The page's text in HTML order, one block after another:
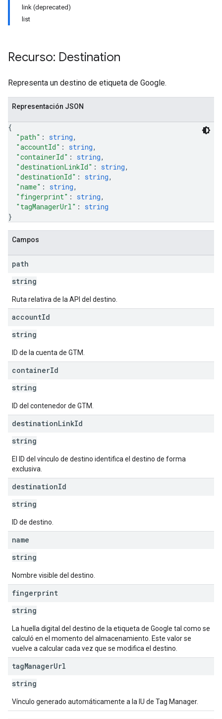
link (deprecated)
list
Recurso: Destination
Representa un destino de etiqueta de Google.
Representación JSON
{
"path" : string,
"accountId" : string,
"containerId" : string,
"destinationLinkId" : string,
"destinationId" : string,
"name" : string,
"fingerprint" : string,
"tagManagerUrl" : string
}
Campos
path
string
Ruta relativa de la API del destino.
accountId
string
ID de la cuenta de GTM.
containerId
string
ID del contenedor de GTM.
destinationLinkId
string
El ID del vínculo de destino identifica el destino de forma
exclusiva.
destinationId
string
ID de destino.
name
string
Nombre visible del destino.
fingerprint
string
La huella digital del destino de la etiqueta de Google tal como se
calculó en el momento del almacenamiento. Este valor se
vuelve a calcular cada vez que se modifica el destino.
tagManagerUrl
string
Vínculo generado automáticamente a la IU de Tag Manager.